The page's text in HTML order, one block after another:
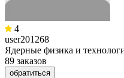
4
user201268
Ядерные физика и
89 заказов
обратиться